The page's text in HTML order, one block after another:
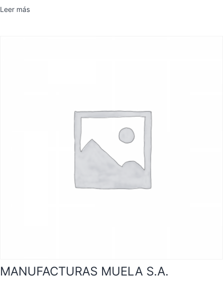
Leer más
MANUFACTURAS MUELA S.A.